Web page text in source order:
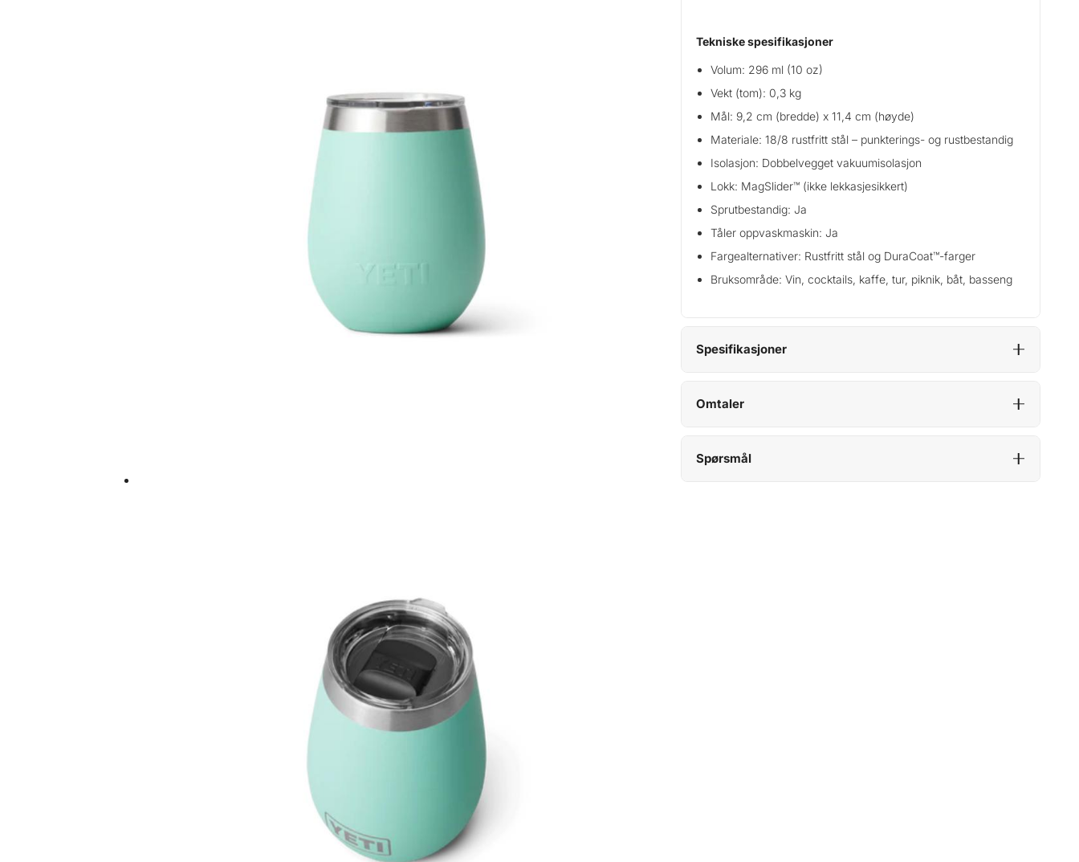
Tekniske spesifikasjoner
Volum: 296 ml (10 oz)
Vekt (tom): 0,3 kg
Mål: 9,2 cm (bredde) x 11,4 cm (høyde)
Materiale: 18/8 rustfritt stål – punkterings- og rustbestandig
Isolasjon: Dobbelvegget vakuumisolasjon
Lokk: MagSlider™ (ikke lekkasjesikkert)
Sprutbestandig: Ja
Tåler oppvaskmaskin: Ja
Fargealternativer: Rustfritt stål og DuraCoat™-farger
Bruksområde: Vin, cocktails, kaffe, tur, piknik, båt, basseng
Spesifikasjoner
Omtaler
Spørsmål